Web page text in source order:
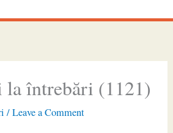
la întrebări (1121)
/Leave a Comment